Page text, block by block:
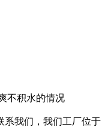
不积水的情况
系我们，我们工厂位于